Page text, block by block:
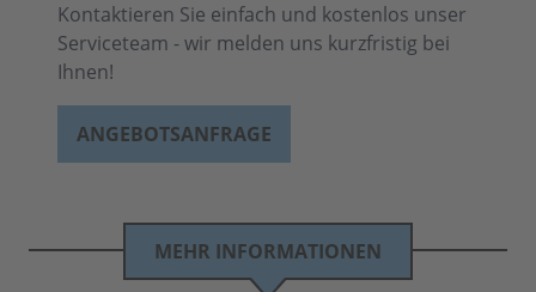
Kontaktieren Sie einfach und kostenlos unser
Serviceteam - wir melden uns kurzfristig bei
Ihnen!
ANGEBOTSANFRAGE
MEHR INFORMATIONEN